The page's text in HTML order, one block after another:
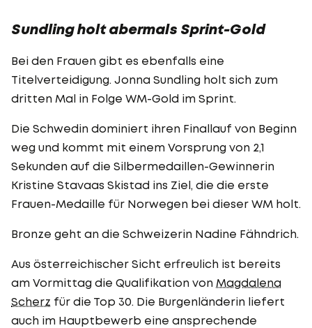
Sundling holt abermals Sprint-Gold
Bei den Frauen gibt es ebenfalls eine
Titelverteidigung. Jonna Sundling holt sich zum
dritten Mal in Folge WM-Gold im Sprint.
Die Schwedin dominiert ihren Finallauf von Beginn
weg und kommt mit einem Vorsprung von 2,1
Sekunden auf die Silbermedaillen-Gewinnerin
Kristine Stavaas Skistad ins Ziel, die die erste
Frauen-Medaille für Norwegen bei dieser WM holt.
Bronze geht an die Schweizerin Nadine Fähndrich.
Aus österreichischer Sicht erfreulich ist bereits
am Vormittag die Qualifikation von Magdalena
Scherz für die Top 30. Die Burgenländerin liefert
auch im Hauptbewerb eine ansprechende